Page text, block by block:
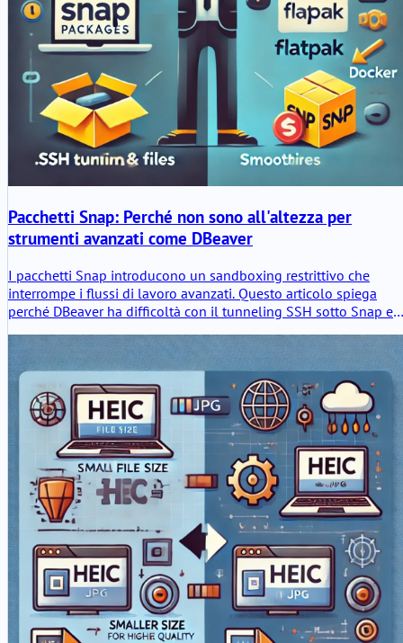
Pacchetti Snap: Perché non sono all'altezza per
strumenti avanzati come DBeaver
I pacchetti Snap introducono un sandboxing restrittivo che
interrompe i flussi di lavoro avanzati. Questo articolo spiega
perché DBeaver ha difficoltà con il tunneling SSH sotto Snap e